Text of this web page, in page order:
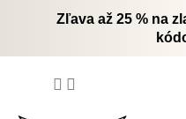
Zľava až 25 % na